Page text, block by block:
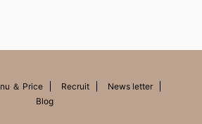
＆ Price Recruit
News letter
Blog